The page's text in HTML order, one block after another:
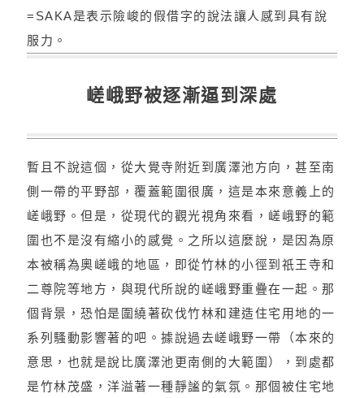
=SAKA是表示險峻的假借字的說法讓人感到具有說
服力。
嵯峨野被逐漸逼到深處
暫且不說這個，從大覺寺附近到廣澤池方向，甚至南
側一帶的平野部，覆蓋範圍很廣，這是本來意義上的
嵯峨野。但是，從現代的觀光視角來看，嵯峨野的範
圍也不是沒有縮小的感覺。之所以這麼說，是因為原
本被稱為奧嵯峨的地區，即從竹林的小徑到祇王寺和
二尊院等地方，與現代所說的嵯峨野重疊在一起。那
個背景，恐怕是圍繞著砍伐竹林和建造住宅用地的一
系列騷動影響著的吧。據說過去嵯峨野一帶（本來的
意思，也就是說比廣澤池更南側的大範圍），到處都
是竹林茂盛，洋溢著一種靜謐的氣氛。那個被住宅地